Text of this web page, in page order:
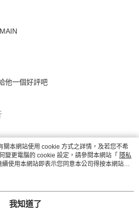
他一個好評吧
關本網站使用 cookie 方式之詳情，及若您不希
變更電腦的 cookie 設定，請參閱本網站「 隱私
續使用本網站即表示您同意本公司得按本網站使
。
我知道了